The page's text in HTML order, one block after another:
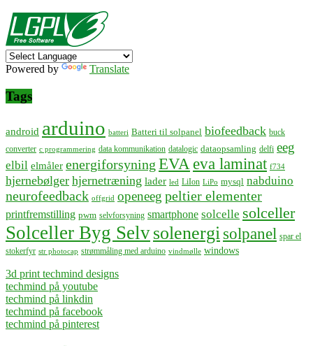
Powered by Translate
Tags
android arduino batteri Batteri til solpanel biofeedback buck
converter c programmering data kommunikation datalogic dataopsamling delfi eeg
elbil elmåler energiforsyning EVA eva laminat f734
hjernebølger hjernetræning lader led LiIon LiPo mysql nabduino
neurofeedback offgrid openeeg peltier elementer
printfremstilling pwm selvforsyning smartphone solcelle solceller
Solceller Byg Selvsolenergisolpanel spar el
stokerfyr str photocap strømmåling med arduino vindmølle windows
3d print techmind designs
techmind på youtube
techmind på linkdin
techmind på facebook
techmind på pinterest